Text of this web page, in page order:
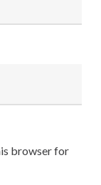
browser for